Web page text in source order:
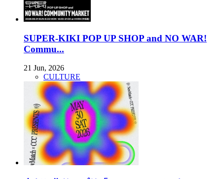
SUPER-KIKI POP UP SHOP and NO WAR!
Commu...
21 Jun, 2026
CULTURE